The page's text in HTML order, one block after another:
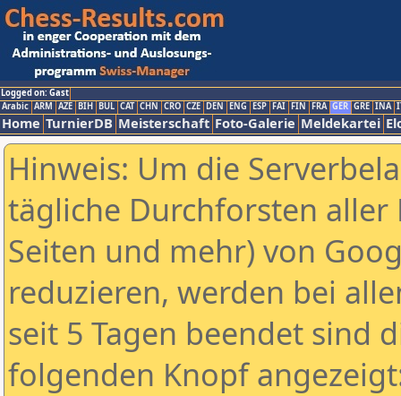
Logged on: Gast
Arabic ARM AZE BIH BUL CAT CHN CRO CZE DEN ENG ESP FAI FIN FRA GER GRE INA
Home TurnierDB Meisterschaft Foto-Galerie Meldekartei
Hinweis: Um die
tägliche Durchforsten aller
Seiten und mehr) von
reduzieren, werden bei
seit 5 Tagen beendet sind
folgenden Knopf